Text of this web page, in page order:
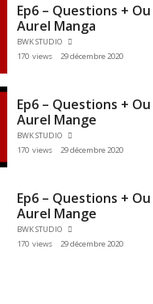
Ep6 – Questions +
Aurel Manga
BWK STUDIO
170 views
29 décembre 2020
Ep6 – Questions +
Aurel Mange
BWK STUDIO
170 views
29 décembre 2020
Ep6 – Questions +
Aurel Mange
BWK STUDIO
170 views
29 décembre 2020